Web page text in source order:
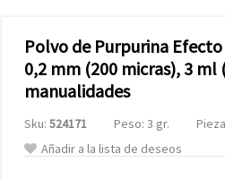
Polvo de Purpurina
0,2 mm (200 micras), 3 ml
manualidades
Sku: 524171 Peso: 3 gr.
Añadir a la lista de deseos